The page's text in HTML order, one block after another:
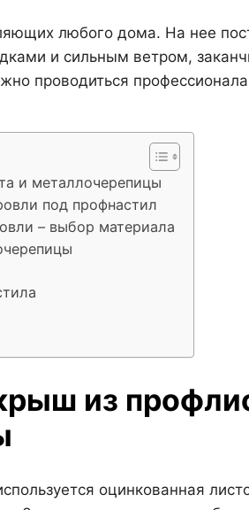
любого дома. На нее
и сильным ветром,
проводиться
и металлочерепицы
под профнастил
– выбор материала
из
оцинкованная